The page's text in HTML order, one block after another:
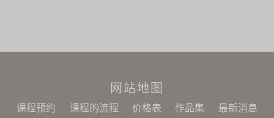
网站地图
课程预约 课程的流程 价格表 作品集 最新消息